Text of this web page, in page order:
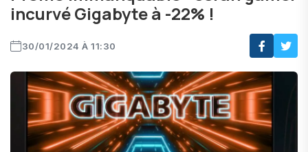
incurvé Gigabyte à -22% !
30/01/2024 À 11:30